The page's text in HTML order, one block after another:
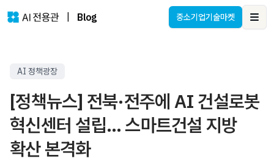
Blog 중소기업기술마켓
AI 정책광장
[정책뉴스] 전북·전주에 AI 건설로봇
혁신센터 설립… 스마트건설 지방
확산 본격화